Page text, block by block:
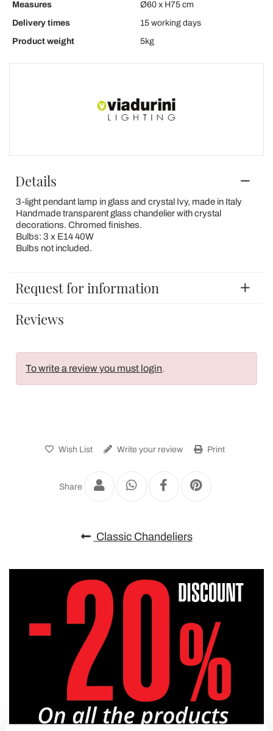
Measures
Ø60 x H75 cm
Delivery times
15 working days
Product weight
5kg
Details
3-light pendant lamp in glass and crystal Ivy, made in Italy
Handmade transparent glass chandelier with crystal
decorations. Chromed finishes.
Bulbs: 3 x E14 40W
Bulbs not included.
Request for information
Reviews
To write a review you must login.
Wish List Write your review Print
Share
Classic Chandeliers